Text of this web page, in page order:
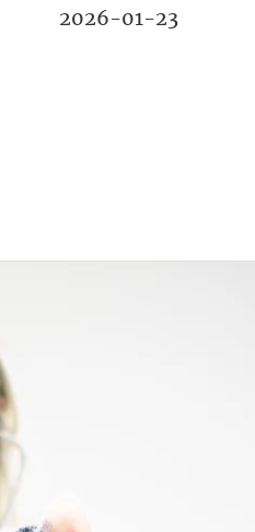
2026-01-23